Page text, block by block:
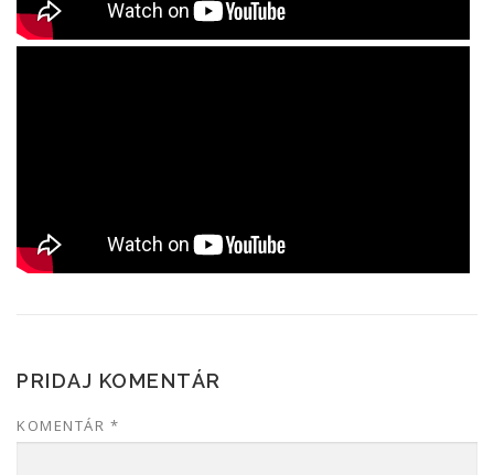
PRIDAJ KOMENTÁR
KOMENTÁR *